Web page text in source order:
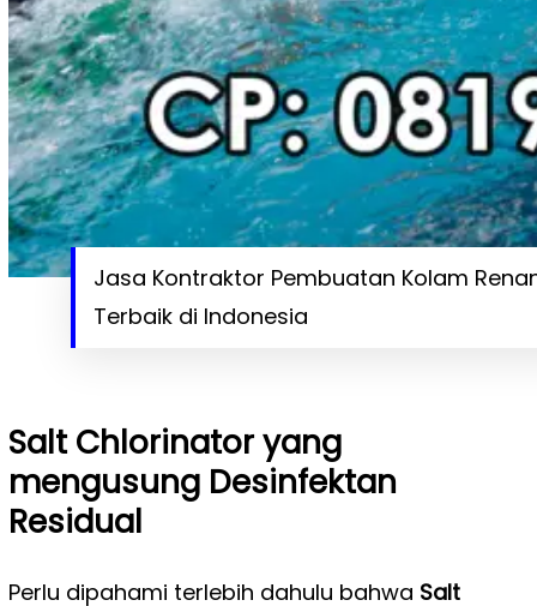
Jasa Kontraktor Pembuatan Kolam
Terbaik di Indonesia
Salt Chlorinator yang
mengusung Desinfektan
Residual
Perlu dipahami terlebih dahulu bahwa Salt